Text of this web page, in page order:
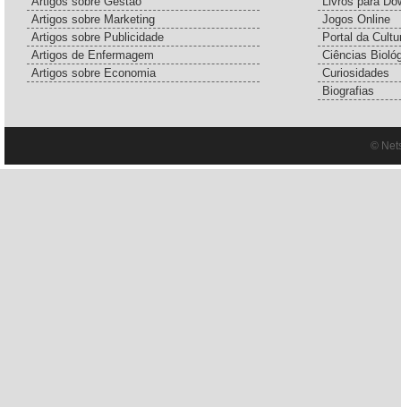
Artigos sobre Marketing
Artigos sobre Publicidade
Artigos de Enfermagem
Artigos sobre Economia
Jogos Online
Portal da
Ciências
Curiosidades
Biografias
©